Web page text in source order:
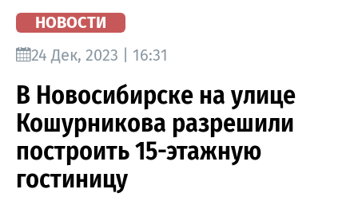
НОВОСТИ
24 Дек, 2023 | 16:31
В Новосибирске на улице
Кошурникова разрешили
построить 15-этажную
гостиницу